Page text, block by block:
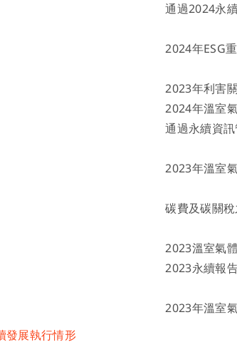
通過2024永
2024年ESG
2023年利害
2024年溫室
通過永續資
2023年溫室
碳費及碳關
2023溫室氣
2023永續報
2023年溫室
發展執行情形